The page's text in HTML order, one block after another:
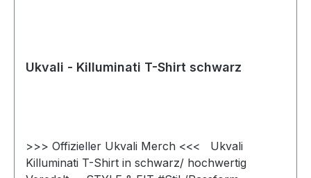
Ukvali - Killuminati T-Shirt schwarz
>>> Offizieller Ukvali Merch <<< Ukvali
Killuminati T-Shirt in schwarz/ hochwertig